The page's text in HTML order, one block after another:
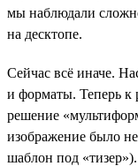
мы наблюдали
на десктопе.
Сейчас всё иначе.
и форматы. Теперь к
решение
изображение было
шаблон под